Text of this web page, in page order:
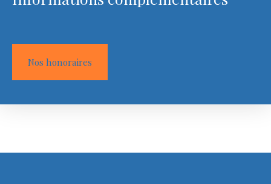
Nos honoraires